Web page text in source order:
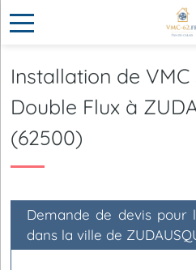
Installation de VMC
Double Flux à
(62500)
Demande de devis pour
dans la ville de